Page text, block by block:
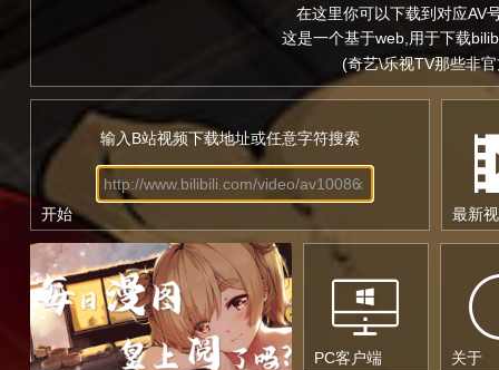
在这里你可以下载到对应AV
这是一个基于web,用于下载
(奇艺\乐视TV那些非
输入B站视频下载地址或任意字符搜索
x
开始
最新
PC客户端 关于